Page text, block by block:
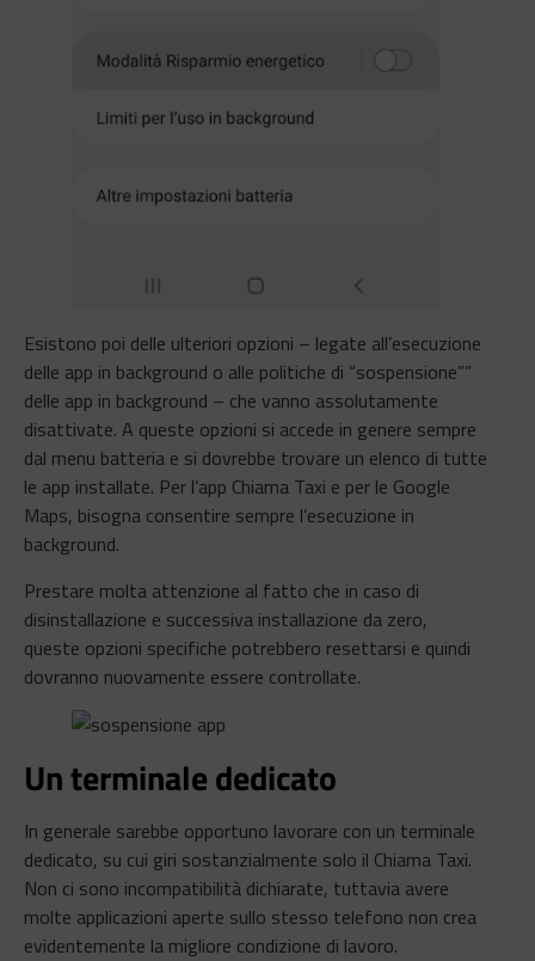
Esistono poi delle ulteriori opzioni – legate all’esecuzione
delle app in background o alle politiche di “sospensione””
delle app in background – che vanno assolutamente
disattivate. A queste opzioni si accede in genere sempre
dal menu batteria e si dovrebbe trovare un elenco di tutte
le app installate. Per l’app Chiama Taxi e per le Google
Maps, bisogna consentire sempre l’esecuzione in
background.
Prestare molta attenzione al fatto che in caso di
disinstallazione e successiva installazione da zero,
queste opzioni specifiche potrebbero resettarsi e quindi
dovranno nuovamente essere controllate.
Un terminale dedicato
In generale sarebbe opportuno lavorare con un terminale
dedicato, su cui giri sostanzialmente solo il Chiama Taxi.
Non ci sono incompatibilità dichiarate, tuttavia avere
molte applicazioni aperte sullo stesso telefono non crea
evidentemente la migliore condizione di lavoro.